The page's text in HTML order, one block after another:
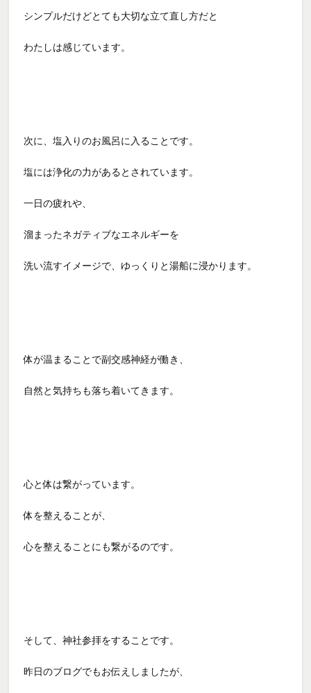
シンプルだけどとても大切な立て直し方だと
わたしは感じています。
次に、塩入りのお風呂に入ることです。
塩には浄化の力があるとされています。
一日の疲れや、
溜まったネガティブなエネルギーを
洗い流すイメージで、ゆっくりと湯船に浸かります。
体が温まることで副交感神経が働き、
自然と気持ちも落ち着いてきます。
心と体は繋がっています。
体を整えることが、
心を整えることにも繋がるのです。
そして、神社参拝をすることです。
昨日のブログでもお伝えしましたが、